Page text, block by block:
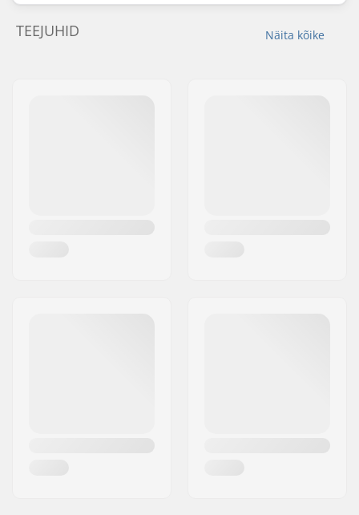
Näita kõike
TEEJUHID